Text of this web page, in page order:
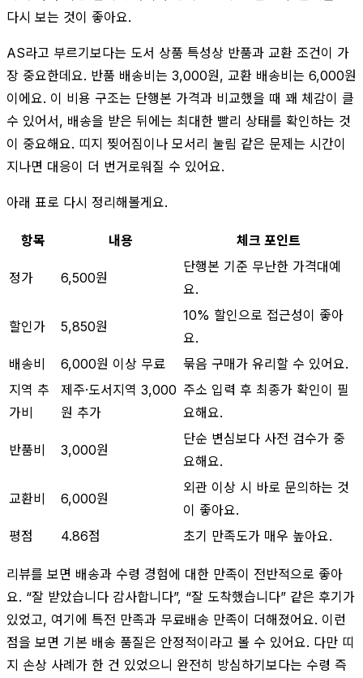
다시 보는 것이 좋아요.
AS라고 부르기보다는 도서 상품 특성상 반품과 교환 조건이 가
장 중요한데요. 반품 배송비는 3,000원, 교환 배송비는 6,000원
이에요. 이 비용 구조는 단행본 가격과 비교했을 때 꽤 체감이 클
수 있어서, 배송을 받은 뒤에는 최대한 빨리 상태를 확인하는 것
이 중요해요. 띠지 찢어짐이나 모서리 눌림 같은 문제는 시간이
지나면 대응이 더 번거로워질 수 있어요.
아래 표로 다시 정리해볼게요.
항목 내용 체크 포인트
정가 6,500원
단행본 기준 무난한 가격대예
요.
할인가 5,850원
10% 할인으로 접근성이 좋아
요.
배송비
6,000원 이상 무료
묶음 구매가 유리할 수 있어요.
지역 추
가비
제주·도서지역 3,000
원 추가
주소 입력 후 최종가 확인이 필
요해요.
반품비 3,000원
단순 변심보다 사전 검수가 중
요해요.
교환비 6,000원
외관 이상 시 바로 문의하는 것
이 좋아요.
평점
4.86점 초기 만족도가 매우 높아요.
리뷰를 보면 배송과 수령 경험에 대한 만족이 전반적으로 좋아
요. “잘 받았습니다 감사합니다”, “잘 도착했습니다” 같은 후기가
있었고, 여기에 특전 만족과 무료배송 만족이 더해졌어요. 이런
점을 보면 기본 배송 품질은 안정적이라고 볼 수 있어요. 다만 띠
지 손상 사례가 한 건 있었으니 완전히 방심하기보다는 수령 즉